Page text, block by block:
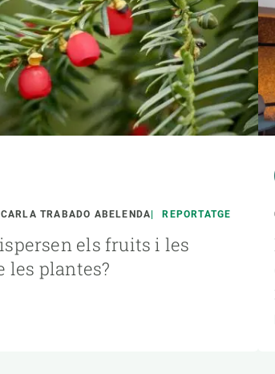
CARLA TRABADO ABELENDA REPORTATGE
els fruits i les
les plantes?